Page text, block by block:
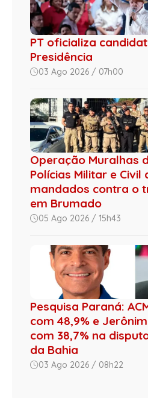
PT oficializa
Presidência
03 Ago 2026 / 07h00
Operação Muralhas
Polícias Militar e Civil
mandados contra o
em Brumado
05 Ago 2026 / 15h43
Pesquisa Paraná:
com 48,9% e
com 38,7% na
da Bahia
03 Ago 2026 / 08h22